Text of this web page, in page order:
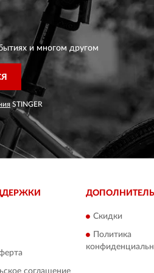
и многом другом
STINGER
Скидки
Политика